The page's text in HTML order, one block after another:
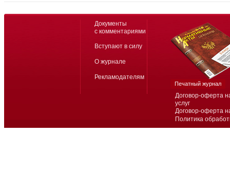
Договор-оферта
услуг
Договор-оферта
Политика
Документы
с комментариями
Вступают в силу
О журнале
Рекламодателям
Печатный журнал